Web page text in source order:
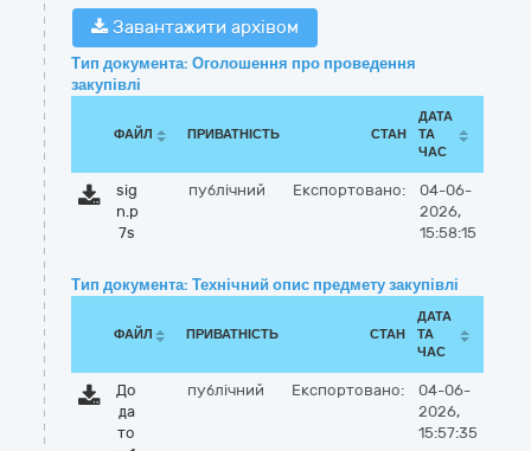
Завантажити архівом
Тип документа: Оголошення про проведення
закупівлі
ФАЙЛ ПРИВАТНІСТЬ СТАН
ДАТА
ТА
ЧАС
sig
n.p
7s
публічний Експортовано:
04-06-
2026,
15:58:15
Тип документа: Технічний опис предмету закупівлі
ФАЙЛ ПРИВАТНІСТЬ СТАН
ДАТА
ТА
ЧАС
До
да
то
публічний Експортовано:
04-06-
2026,
15:57:35